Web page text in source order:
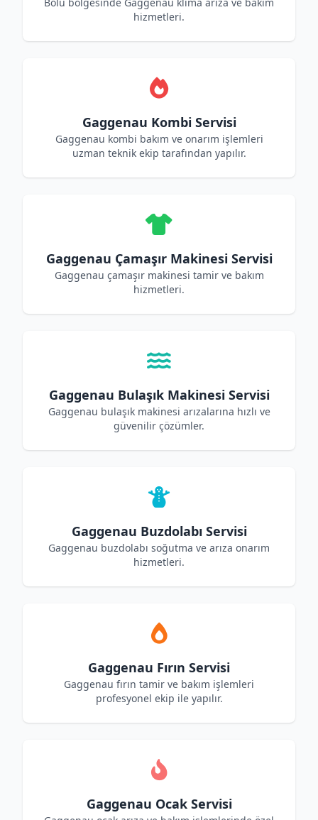
hizmetleri.
Gaggenau Kombi Servisi
Gaggenau kombi bakım ve onarım işlemleri
uzman teknik ekip tarafından yapılır.
Gaggenau Çamaşır Makinesi Servisi
Gaggenau çamaşır makinesi tamir ve bakım
hizmetleri.
Gaggenau Bulaşık Makinesi Servisi
Gaggenau bulaşık makinesi arızalarına hızlı ve
güvenilir çözümler.
Gaggenau Buzdolabı Servisi
Gaggenau buzdolabı soğutma ve arıza onarım
hizmetleri.
Gaggenau Fırın Servisi
Gaggenau fırın tamir ve bakım işlemleri
profesyonel ekip ile yapılır.
Gaggenau Ocak Servisi